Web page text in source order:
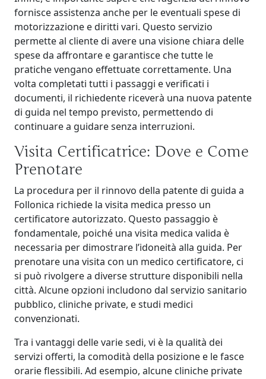
fornisce assistenza anche per le eventuali spese di
motorizzazione e diritti vari. Questo servizio
permette al cliente di avere una visione chiara delle
spese da affrontare e garantisce che tutte le
pratiche vengano effettuate correttamente. Una
volta completati tutti i passaggi e verificati i
documenti, il richiedente riceverà una nuova patente
di guida nel tempo previsto, permettendo di
continuare a guidare senza interruzioni.
Visita Certificatrice: Dove e Come
Prenotare
La procedura per il rinnovo della patente di guida a
Follonica richiede la visita medica presso un
certificatore autorizzato. Questo passaggio è
fondamentale, poiché una visita medica valida è
necessaria per dimostrare l’idoneità alla guida. Per
prenotare una visita con un medico certificatore, ci
si può rivolgere a diverse strutture disponibili nella
città. Alcune opzioni includono dal servizio sanitario
pubblico, cliniche private, e studi medici
convenzionati.
Tra i vantaggi delle varie sedi, vi è la qualità dei
servizi offerti, la comodità della posizione e le fasce
orarie flessibili. Ad esempio, alcune cliniche private